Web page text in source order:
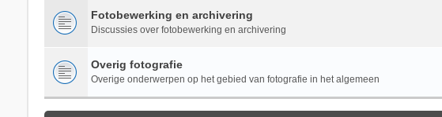
Fotobewerking en archivering
Discussies over fotobewerking en archivering
Overig fotografie
Overige onderwerpen op het gebied van fotografie in het algemeen